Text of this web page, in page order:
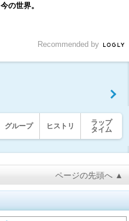
今の世界。
Recommended by
グループ ヒストリ
ラップ
タイム
ページの先頭へ ▲